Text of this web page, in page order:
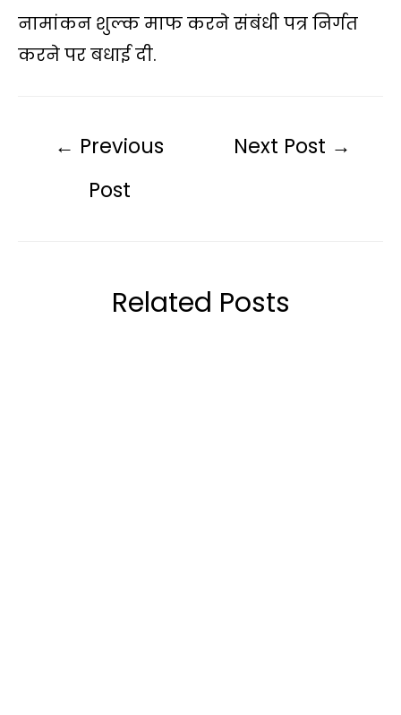
नामांकन शुल्क माफ करने संबंधी पत्र निर्गत
करने पर बधाई दी.
← Previous
Post
Next Post →
Related Posts